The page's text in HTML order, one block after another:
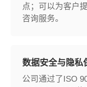
点；可以为客户
咨询服务。
数据安全与隐私
公司通过了ISO